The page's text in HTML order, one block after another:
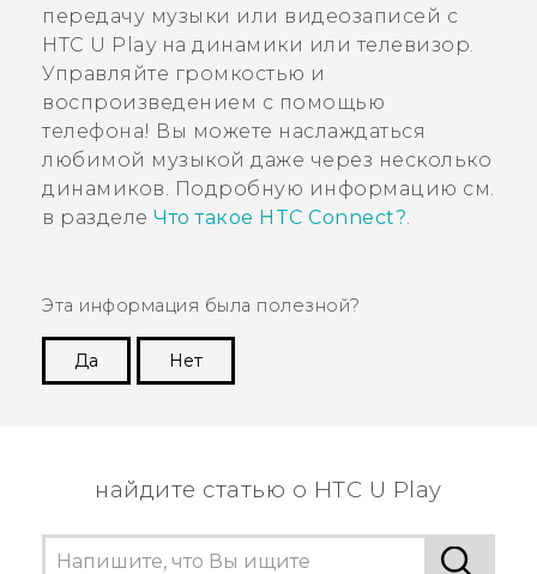
передачу музыки или видеозаписей с
HTC U Playна динамики или телевизор.
Управляйте громкостью и
воспроизведением с помощью
телефона! Вы можете наслаждаться
любимой музыкой даже через несколько
динамиков. Подробную информацию см.
в разделе Что такое HTC Connect?
Эта информация была полезной?
Да
Нет
найдите статью о HTC U Play